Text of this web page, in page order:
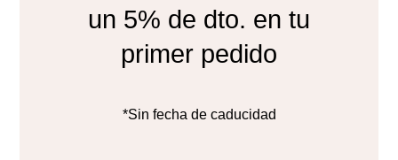
un 5% de dto. en tu
primer pedido
*Sin fecha de caducidad